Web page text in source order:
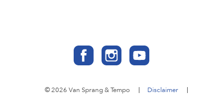
© 2026 Van Sprang & Tempo
Disclaimer